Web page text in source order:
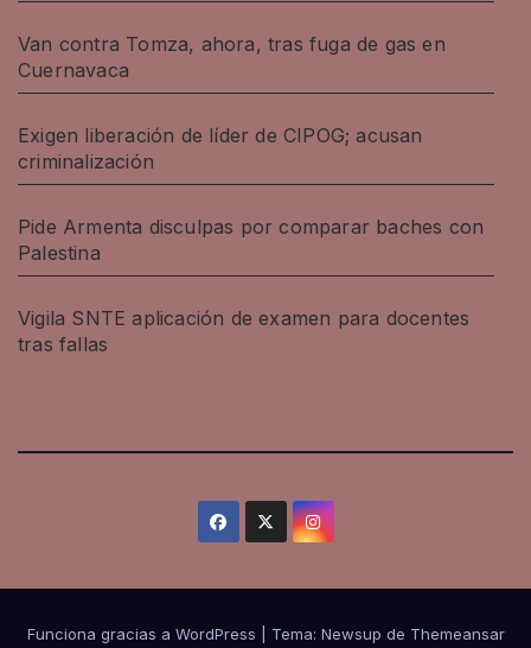
Van contra Tomza, ahora, tras fuga de gas en
Cuernavaca
Exigen liberación de líder de CIPOG; acusan
criminalización
Pide Armenta disculpas por comparar baches con
Palestina
Vigila SNTE aplicación de examen para docentes
tras fallas
Funciona gracias a WordPress Tema: Newsup de Themeansar